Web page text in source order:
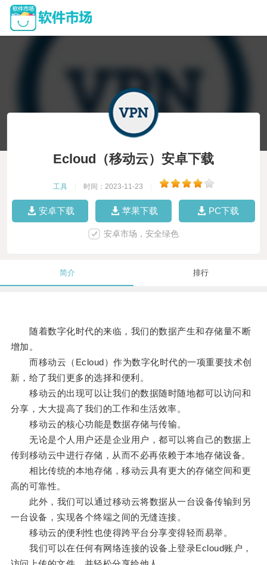
Ecloud（移动云）安卓下载
工具 时间：2023-11-23
安卓下载 苹果下载 PC下载
安卓市场，安全绿色
简介 排行
随着数字化时代的来临，我们的数据产生和存储量不断
增加。
而移动云（Ecloud）作为数字化时代的一项重要技术创
新，给了我们更多的选择和便利。
移动云的出现可以让我们的数据随时随地都可以访问和
分享，大大提高了我们的工作和生活效率。
移动云的核心功能是数据存储与传输。
无论是个人用户还是企业用户，都可以将自己的数据上
传到移动云中进行存储，从而不必再依赖于本地存储设备。
相比传统的本地存储，移动云具有更大的存储空间和更
高的可靠性。
此外，我们可以通过移动云将数据从一台设备传输到另
一台设备，实现各个终端之间的无缝连接。
移动云的便利性也使得跨平台分享变得轻而易举。
我们可以在任何有网络连接的设备上登录Ecloud账户，